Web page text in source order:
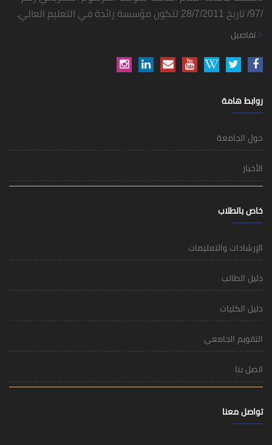
/97/ تاريخ 28/7/2011 لتكون مؤسسة رائدة في التعليم العالي.
تفاصيل
روابط هامة
حول الجامعة
الأخبار
خاص بالطلاب
الإرشادات والتعليمات
دليل الطالب
دليل الكليات
التقويم الجامعي
اتصل بنا
تواصل معنا